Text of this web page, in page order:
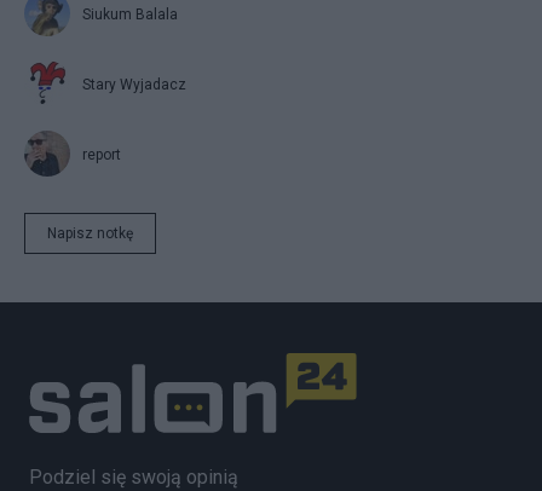
Siukum Balala
Stary Wyjadacz
report
Napisz notkę
Podziel się swoją opinią